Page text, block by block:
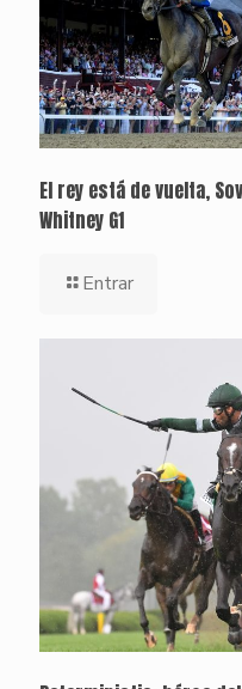
El rey está de vuelta,
Whitney G1
Entrar